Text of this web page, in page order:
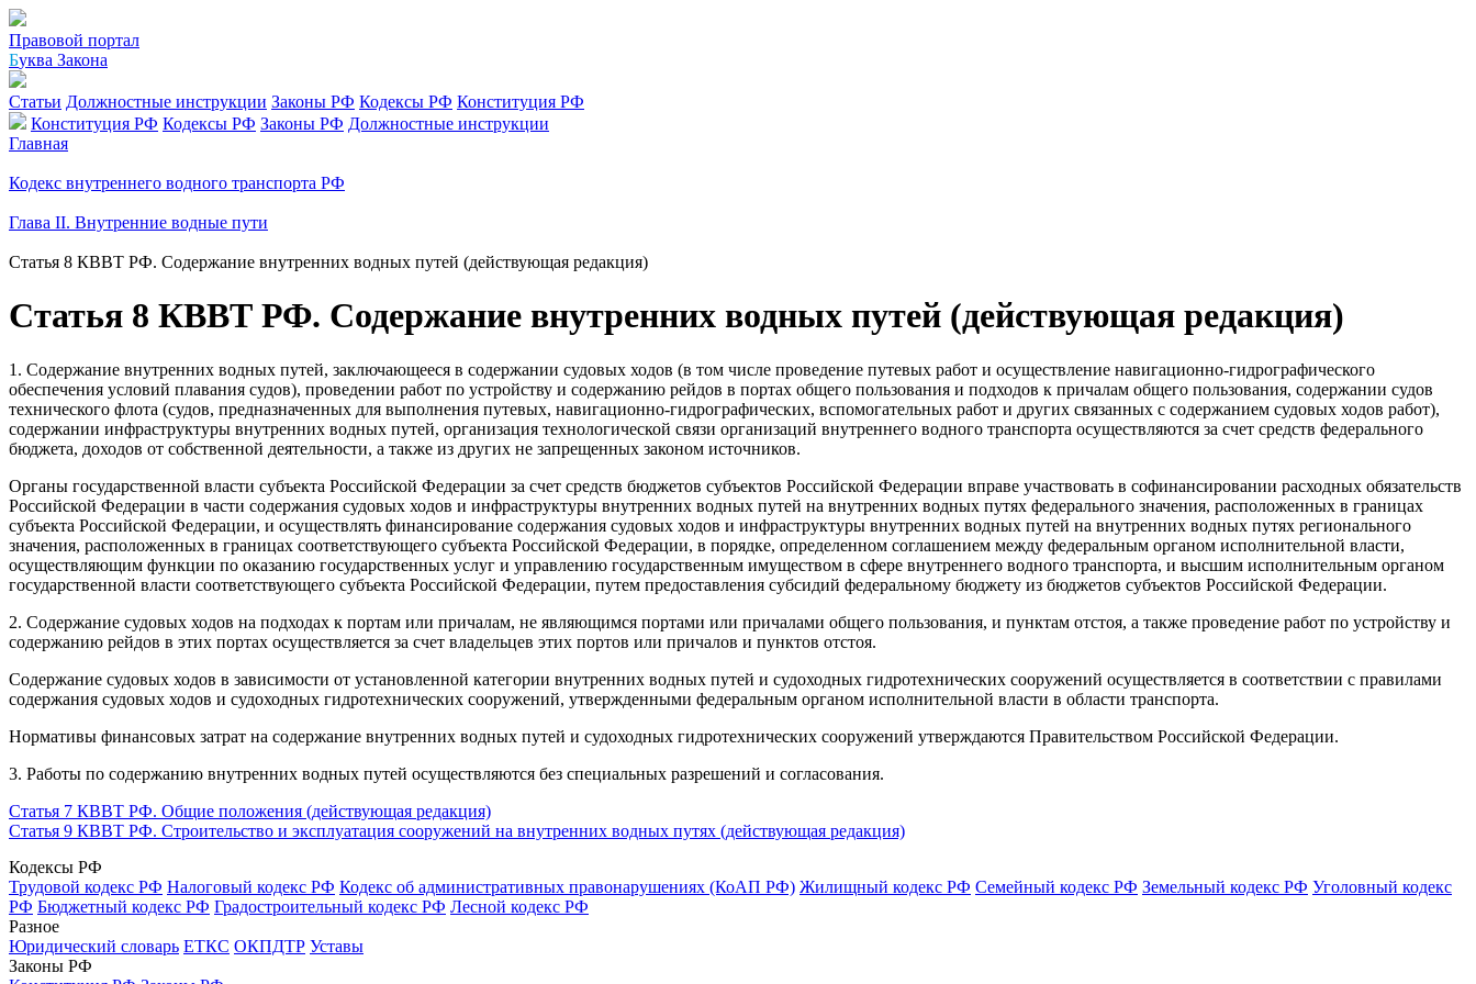
Правовой портал
Буква Закона
Статьи Должностные инструкции Законы РФ Кодексы РФ Конституция РФ
Конституция РФ Кодексы РФ Законы РФ Должностные инструкции
Главная
Кодекс внутреннего водного транспорта РФ
Глава II. Внутренние водные пути
Статья 8 КВВТ РФ. Содержание внутренних водных путей (действующая редакция)
Статья 8 КВВТ РФ. Содержание внутренних водных путей (действующая редакция)
1. Содержание внутренних водных путей, заключающееся в содержании судовых ходов (в том числе проведение путевых работ и осуществление навигационно-гидрографического
обеспечения условий плавания судов), проведении работ по устройству и содержанию рейдов в портах общего пользования и подходов к причалам общего пользования, содержании судов
технического флота (судов, предназначенных для выполнения путевых, навигационно-гидрографических, вспомогательных работ и других связанных с содержанием судовых ходов работ),
содержании инфраструктуры внутренних водных путей, организация технологической связи организаций внутреннего водного транспорта осуществляются за счет средств федерального
бюджета, доходов от собственной деятельности, а также из других не запрещенных законом источников.
Органы государственной власти субъекта Российской Федерации за счет средств бюджетов субъектов Российской Федерации вправе участвовать в софинансировании расходных обязательств
Российской Федерации в части содержания судовых ходов и инфраструктуры внутренних водных путей на внутренних водных путях федерального значения, расположенных в границах
субъекта Российской Федерации, и осуществлять финансирование содержания судовых ходов и инфраструктуры внутренних водных путей на внутренних водных путях регионального
значения, расположенных в границах соответствующего субъекта Российской Федерации, в порядке, определенном соглашением между федеральным органом исполнительной власти,
осуществляющим функции по оказанию государственных услуг и управлению государственным имуществом в сфере внутреннего водного транспорта, и высшим исполнительным органом
государственной власти соответствующего субъекта Российской Федерации, путем предоставления субсидий федеральному бюджету из бюджетов субъектов Российской Федерации.
2. Содержание судовых ходов на подходах к портам или причалам, не являющимся портами или причалами общего пользования, и пунктам отстоя, а также проведение работ по устройству и
содержанию рейдов в этих портах осуществляется за счет владельцев этих портов или причалов и пунктов отстоя.
Содержание судовых ходов в зависимости от установленной категории внутренних водных путей и судоходных гидротехнических сооружений осуществляется в соответствии с правилами
содержания судовых ходов и судоходных гидротехнических сооружений, утвержденными федеральным органом исполнительной власти в области транспорта.
Нормативы финансовых затрат на содержание внутренних водных путей и судоходных гидротехнических сооружений утверждаются Правительством Российской Федерации.
3. Работы по содержанию внутренних водных путей осуществляются без специальных разрешений и согласования.
Статья 7 КВВТ РФ. Общие положения (действующая редакция)
Статья 9 КВВТ РФ. Строительство и эксплуатация сооружений на внутренних водных путях (действующая редакция)
Кодексы РФ
Трудовой кодекс РФ Налоговый кодекс РФ Кодекс об административных правонарушениях (КоАП РФ) Жилищный кодекс РФ Семейный кодекс РФ Земельный кодекс РФ Уголовный кодекс
РФ Бюджетный кодекс РФ Градостроительный кодекс РФ Лесной кодекс РФ
Разное
Юридический словарь ЕТКС ОКПДТР Уставы
Законы РФ